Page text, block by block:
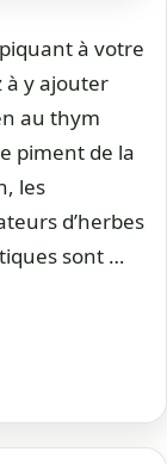
à votre
à y ajouter
au thym
piment de la
les
d’herbes
sont …